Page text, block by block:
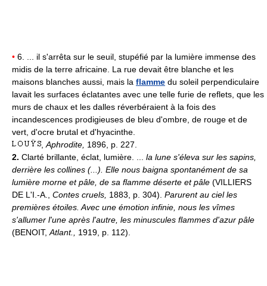
• 6. ... il s'arrêta sur le seuil, stupéfié par la lumière immense des
midis de la terre africaine. La rue devait être blanche et les
maisons blanches aussi, mais la flamme du soleil perpendiculaire
lavait les surfaces éclatantes avec une telle furie de reflets, que les
murs de chaux et les dalles réverbéraient à la fois des
incandescences prodigieuses de bleu d'ombre, de rouge et de
vert, d'ocre brutal et d'hyacinthe.
Aphrodite, 1896, p. 227.
2. Clarté brillante, éclat, lumière. ... la lune s'éleva sur les sapins,
derrière les collines (...). Elle nous baigna spontanément de sa
lumière morne et pâle, de sa flamme déserte et pâle (VILLIERS
DE L'I.-A., Contes cruels, 1883, p. 304). Parurent au ciel les
premières étoiles. Avec une émotion infinie, nous les vîmes
s'allumer l'une après l'autre, les minuscules flammes d'azur pâle
(BENOIT, Atlant., 1919, p. 112).